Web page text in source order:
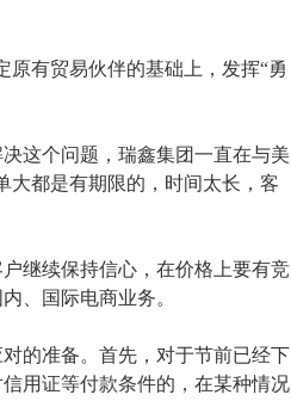
有贸易伙伴的基础上，发挥“勇
这个问题，瑞鑫集团一直在与美
大都是有期限的，时间太长，客
继续保持信心，在价格上要有竞
、国际电商业务。
的准备。首先，对于节前已经下
用证等付款条件的，在某种情况